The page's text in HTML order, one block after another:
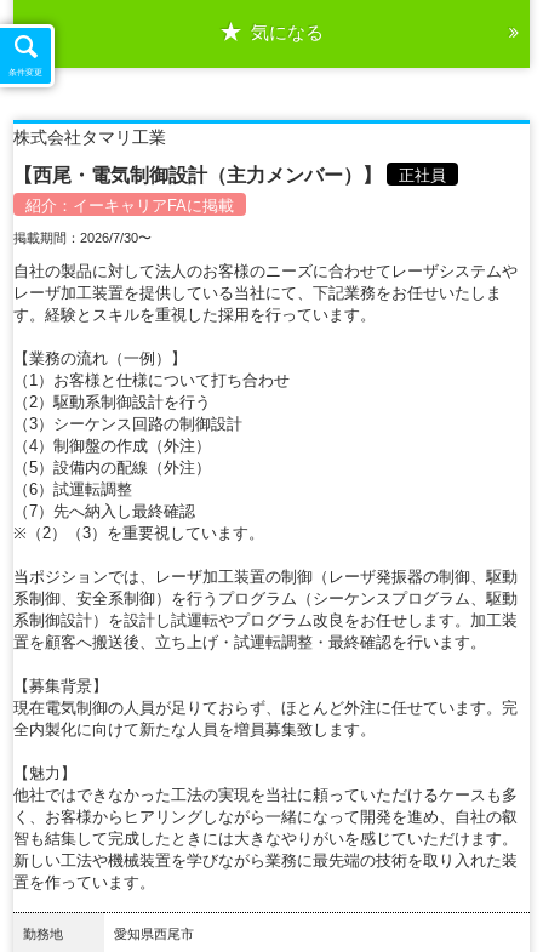
気になる
株式会社タマリ工業
【西尾・電気制御設計（主力メンバー）】
正社員
紹介： イーキャリアFAに掲載
掲載期間：2026/7/30〜
自社の製品に対して法人のお客様のニーズに合わせてレーザシステムや
レーザ加工装置を提供している当社にて、下記業務をお任せいたしま
す。経験とスキルを重視した採用を行っています。
【業務の流れ（一例）】
（1）お客様と仕様について打ち合わせ
（2）駆動系制御設計を行う
（3）シーケンス回路の制御設計
（4）制御盤の作成（外注）
（5）設備内の配線（外注）
（6）試運転調整
（7）先へ納入し最終確認
※（2）（3）を重要視しています。
当ポジションでは、レーザ加工装置の制御（レーザ発振器の制御、駆動
系制御、安全系制御）を行うプログラム（シーケンスプログラム、駆動
系制御設計）を設計し試運転やプログラム改良をお任せします。加工装
置を顧客へ搬送後、立ち上げ・試運転調整・最終確認を行います。
【募集背景】
現在電気制御の人員が足りておらず、ほとんど外注に任せています。完
全内製化に向けて新たな人員を増員募集致します。
【魅力】
他社ではできなかった工法の実現を当社に頼っていただけるケースも多
く、お客様からヒアリングしながら一緒になって開発を進め、自社の叡
智も結集して完成したときには大きなやりがいを感じていただけます。
新しい工法や機械装置を学びながら業務に最先端の技術を取り入れた装
置を作っています。
勤務地 愛知県西尾市
条件変更